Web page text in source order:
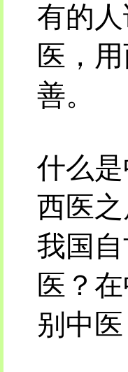
有的
医，
善。
什么
西医
我国
医？
别中